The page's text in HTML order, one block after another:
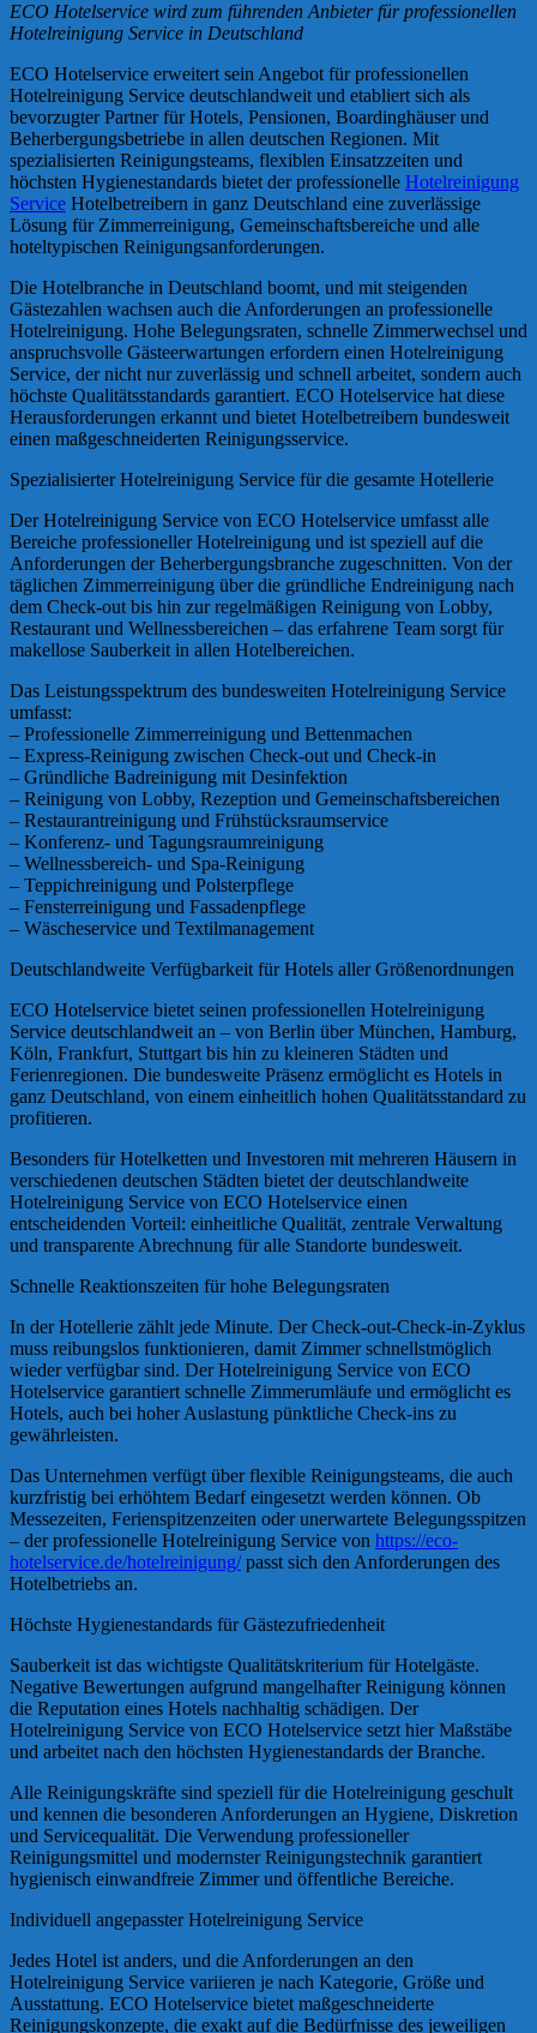
ECO Hotelservice wird zum führenden Anbieter für professionellen
Hotelreinigung Service in Deutschland
ECO Hotelservice erweitert sein Angebot für professionellen
Hotelreinigung Service deutschlandweit und etabliert sich als
bevorzugter Partner für Hotels, Pensionen, Boardinghäuser und
Beherbergungsbetriebe in allen deutschen Regionen. Mit
spezialisierten Reinigungsteams, flexiblen Einsatzzeiten und
höchsten Hygienestandards bietet der professionelle Hotelreinigung
Service Hotelbetreibern in ganz Deutschland eine zuverlässige
Lösung für Zimmerreinigung, Gemeinschaftsbereiche und alle
hoteltypischen Reinigungsanforderungen.
Die Hotelbranche in Deutschland boomt, und mit steigenden
Gästezahlen wachsen auch die Anforderungen an professionelle
Hotelreinigung. Hohe Belegungsraten, schnelle Zimmerwechsel und
anspruchsvolle Gästeerwartungen erfordern einen Hotelreinigung
Service, der nicht nur zuverlässig und schnell arbeitet, sondern auch
höchste Qualitätsstandards garantiert. ECO Hotelservice hat diese
Herausforderungen erkannt und bietet Hotelbetreibern bundesweit
einen maßgeschneiderten Reinigungsservice.
Spezialisierter Hotelreinigung Service für die gesamte Hotellerie
Der Hotelreinigung Service von ECO Hotelservice umfasst alle
Bereiche professioneller Hotelreinigung und ist speziell auf die
Anforderungen der Beherbergungsbranche zugeschnitten. Von der
täglichen Zimmerreinigung über die gründliche Endreinigung nach
dem Check-out bis hin zur regelmäßigen Reinigung von Lobby,
Restaurant und Wellnessbereichen – das erfahrene Team sorgt für
makellose Sauberkeit in allen Hotelbereichen.
Das Leistungsspektrum des bundesweiten Hotelreinigung Service
umfasst:
– Professionelle Zimmerreinigung und Bettenmachen
– Express-Reinigung zwischen Check-out und Check-in
– Gründliche Badreinigung mit Desinfektion
– Reinigung von Lobby, Rezeption und Gemeinschaftsbereichen
– Restaurantreinigung und Frühstücksraumservice
– Konferenz- und Tagungsraumreinigung
– Wellnessbereich- und Spa-Reinigung
– Teppichreinigung und Polsterpflege
– Fensterreinigung und Fassadenpflege
– Wäscheservice und Textilmanagement
Deutschlandweite Verfügbarkeit für Hotels aller Größenordnungen
ECO Hotelservice bietet seinen professionellen Hotelreinigung
Service deutschlandweit an – von Berlin über München, Hamburg,
Köln, Frankfurt, Stuttgart bis hin zu kleineren Städten und
Ferienregionen. Die bundesweite Präsenz ermöglicht es Hotels in
ganz Deutschland, von einem einheitlich hohen Qualitätsstandard zu
profitieren.
Besonders für Hotelketten und Investoren mit mehreren Häusern in
verschiedenen deutschen Städten bietet der deutschlandweite
Hotelreinigung Service von ECO Hotelservice einen
entscheidenden Vorteil: einheitliche Qualität, zentrale Verwaltung
und transparente Abrechnung für alle Standorte bundesweit.
Schnelle Reaktionszeiten für hohe Belegungsraten
In der Hotellerie zählt jede Minute. Der Check-out-Check-in-Zyklus
muss reibungslos funktionieren, damit Zimmer schnellstmöglich
wieder verfügbar sind. Der Hotelreinigung Service von ECO
Hotelservice garantiert schnelle Zimmerumläufe und ermöglicht es
Hotels, auch bei hoher Auslastung pünktliche Check-ins zu
gewährleisten.
Das Unternehmen verfügt über flexible Reinigungsteams, die auch
kurzfristig bei erhöhtem Bedarf eingesetzt werden können. Ob
Messezeiten, Ferienspitzenzeiten oder unerwartete Belegungsspitzen
– der professionelle Hotelreinigung Service von https://eco-
hotelservice.de/hotelreinigung/passt sich den Anforderungen des
Hotelbetriebs an.
Höchste Hygienestandards für Gästezufriedenheit
Sauberkeit ist das wichtigste Qualitätskriterium für Hotelgäste.
Negative Bewertungen aufgrund mangelhafter Reinigung können
die Reputation eines Hotels nachhaltig schädigen. Der
Hotelreinigung Service von ECO Hotelservice setzt hier Maßstäbe
und arbeitet nach den höchsten Hygienestandards der Branche.
Alle Reinigungskräfte sind speziell für die Hotelreinigung geschult
und kennen die besonderen Anforderungen an Hygiene, Diskretion
und Servicequalität. Die Verwendung professioneller
Reinigungsmittel und modernster Reinigungstechnik garantiert
hygienisch einwandfreie Zimmer und öffentliche Bereiche.
Individuell angepasster Hotelreinigung Service
Jedes Hotel ist anders, und die Anforderungen an den
Hotelreinigung Service variieren je nach Kategorie, Größe und
Ausstattung. ECO Hotelservice bietet maßgeschneiderte
Reinigungskonzepte, die exakt auf die Bedürfnisse des jeweiligen